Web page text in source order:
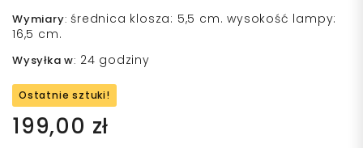
Wymiary: średnica klosza: 5,5 cm. wysokość lampy:
16,5 cm.
Wysyłka w: 24 godziny
Ostatnie sztuki!
199,00 zł